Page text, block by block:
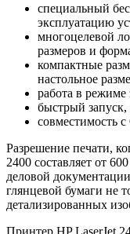
специальный
эксплуатацию
многоцелевой
размеров и
компактные
настольное
работа в режиме
быстрый запуск,
совместимость
Разрешение печати,
2400 составляет от
деловой
глянцевой бумаги не
детализированных
Принтер HP LaserJet